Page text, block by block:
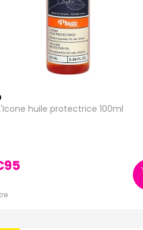
huile protectrice 100ml
95